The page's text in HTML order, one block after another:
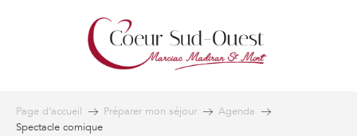
Page d’accueil Préparer mon séjour
Agenda
Spectacle comique